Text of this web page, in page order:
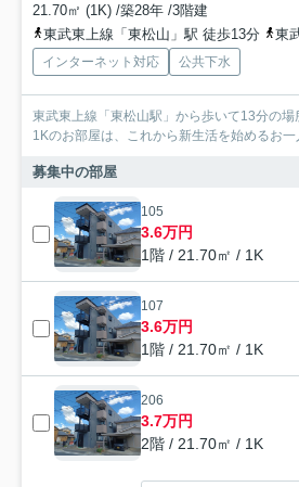
21.70㎡ (1K) /築28年 /3階建
東武東上線「東松山」駅 徒歩13分
東武
インターネット対応 公共下水
東武東上線「東松山駅」から歩いて13分の場
1Kのお部屋は、これから新生活を始めるお一
募集中の部屋
105
3.6万円
1階 / 21.70㎡ / 1K
107
3.6万円
1階 / 21.70㎡ / 1K
206
3.7万円
2階 / 21.70㎡ / 1K